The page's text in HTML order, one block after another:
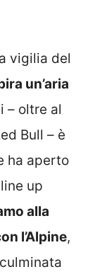
vigilia del
un’aria
– oltre al
Bull – è
ha aperto
up
alla
l’Alpine,